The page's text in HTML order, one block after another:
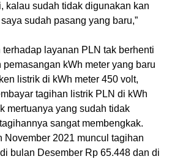
kalau sudah tidak digunakan kan
sudah pasang yang baru,”
layanan PLN tak berhenti
kWh meter yang baru
listrik di kWh meter 450 volt,
tagihan listrik PLN di kWh
mertuanya yang sudah tidak
sangat membengkak.
November 2021 muncul tagihan
bulan Desember Rp 65.448 dan di